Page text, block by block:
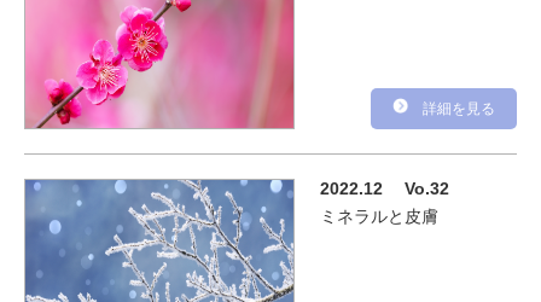
詳細を見る
2022.12 Vo.32
ミネラルと皮膚